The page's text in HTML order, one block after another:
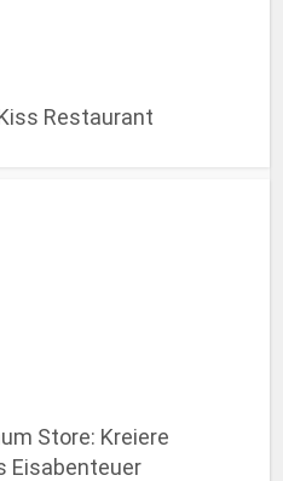
Restaurant
Store: Kreiere
Eisabenteuer